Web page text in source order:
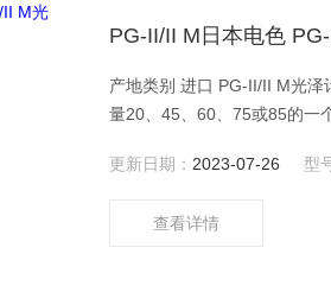
PG-II/II M日本电色
产地类别 进口 PG-II/II M光泽计，基于如JIS/ISO/ASTM/DIN标准的光泽度测试的多种工业标准。PG-II可测
量20、45、60、75或85的一
更新日期： 2023-07-26 型
查看详情